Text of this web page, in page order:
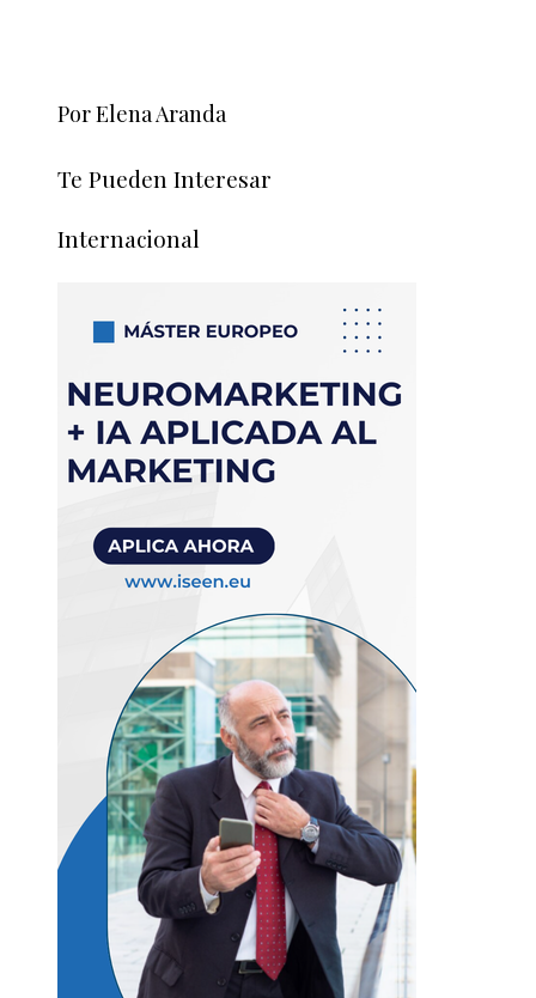
Por Elena Aranda
Te Pueden Interesar
Internacional